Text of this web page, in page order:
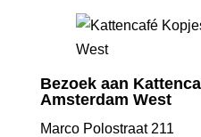
Bezoek aan
Amsterdam West
Marco Polostraat 211